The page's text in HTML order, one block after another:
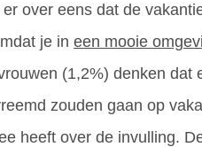
over eens dat de
je in een mooie
(1,2%) denken
zouden gaan op
heeft over de invulling.